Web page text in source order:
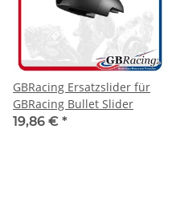
GBRacing Ersatzslider für
GBRacing Bullet Slider
19,86 € *